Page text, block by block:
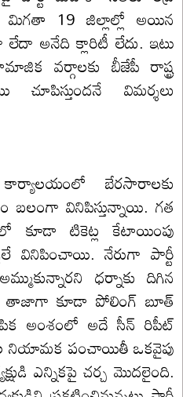
మిగతా 19 జిల్లాల్లో అయిన
అనేది క్లారిటీ లేదు. ఇటు
వర్గాలకు బీజేపీ రాష్ట్ర
విమర్శలు
కార్యాలయంలో బేరసారాలకు
బలంగా వినిపిస్తున్నాయి. గత
కూడా టికెట్ల కేటాయింపు
వినిపించాయి. నేరుగా పార్టీ
ధర్నాకు దిగిన
తాజాగా కూడా పోలింగ్ బూత్
అంశంలో అదే సీన్ రిపీట్
నియామక పంచాయితీ ఒకవైపు
ఎన్నికపై చర్చ మొదలైంది.